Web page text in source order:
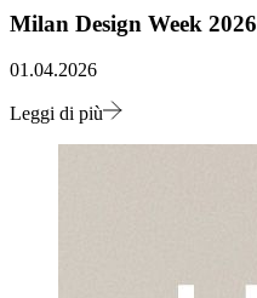
Milan Design Week 2026
01.04.2026
Leggi di più